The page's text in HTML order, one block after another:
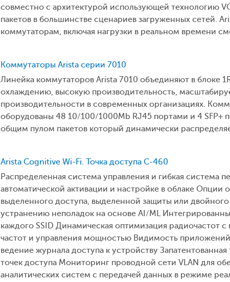
совместно с архитектурой использующей технологию
пакетов в большинстве сценариев загруженных сетей.
коммутаторам, включая нагрузки в реальном времени
Коммутаторы Arista серии 7010
Линейка коммутаторов Arista 7010 объединяют в блоке
охлаждению, высокую производительность,
производительности в современных организациях.
оборудованы 48 10/100/1000Mb RJ45 портами и 4
общим пулом пакетов который динамически
Arista Cognitive Wi-Fi. Точка доступа C-460
Распределенная система управления и гибкая система
автоматической активации и настройке в облаке
выделенного доступа, выделенной защиты или
устранению неполадок на основе AI/ML
каждого SSID Динамическая оптимизация радиочастот
частот и управления мощностью Видимость приложений
ведение журнала доступа к устройству
точек доступа Мониторинг проводной сети VLAN для
аналитических систем с передачей данных в режиме